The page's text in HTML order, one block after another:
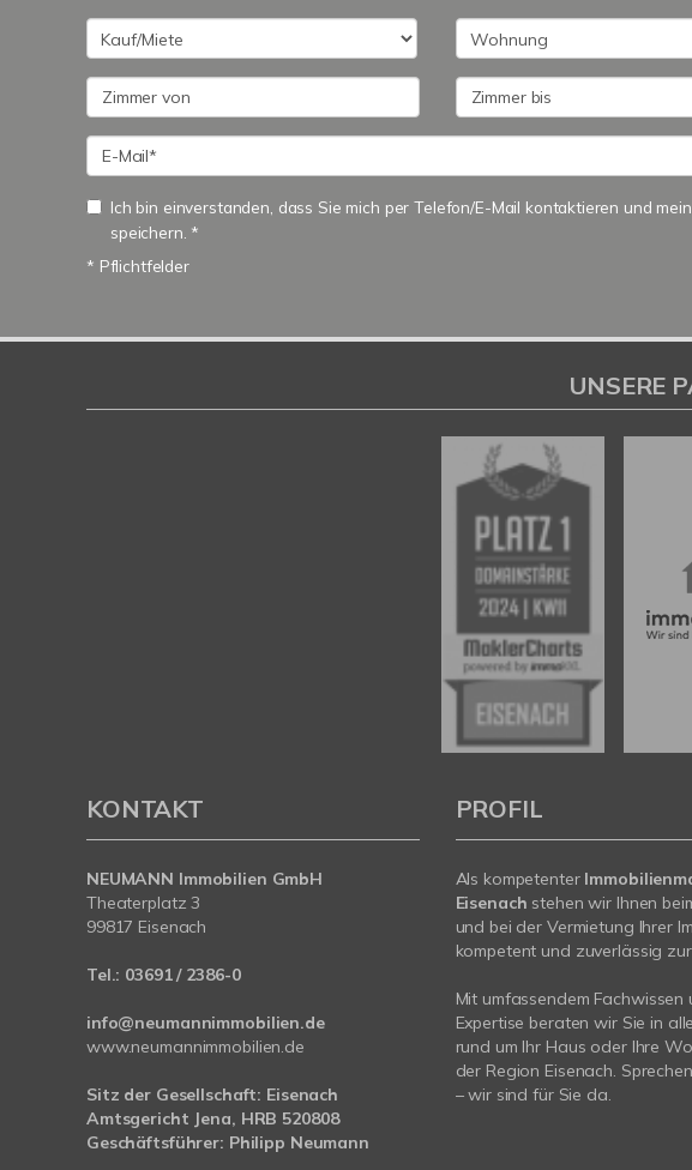
Ich bin einverstanden, dass Sie mich per Telefon/E-Mail kontaktieren und
speichern. *
* Pflichtfelder
UNSERE
KONTAKT
NEUMANN Immobilien GmbH
Theaterplatz 3
99817 Eisenach
Tel.: 03691 / 2386-0
info@neumannimmobilien.de
www.neumannimmobilien.de
Sitz der Gesellschaft: Eisenach
Amtsgericht Jena, HRB 520808
Geschäftsführer: Philipp Neumann
PROFIL
Als kompetenter
Eisenach stehen wir Ihnen
und bei der Vermietung Ihrer
kompetent und zuverlässig
Mit umfassendem Fachwissen
Expertise beraten wir Sie in
rund um Ihr Haus oder Ihre
der Region Eisenach.
– wir sind für Sie da.